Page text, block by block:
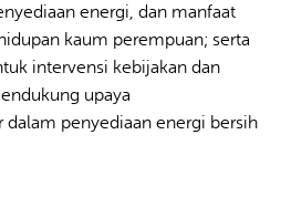
energi, dan manfaat
kaum perempuan; serta
intervensi kebijakan dan
upaya
dalam penyediaan energi bersih